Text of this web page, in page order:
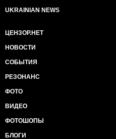
UKRAINIAN NEWS
ЦЕНЗОР.НЕТ
НОВОСТИ
СОБЫТИЯ
РЕЗОНАНС
ФОТО
ВИДЕО
ФОТОШОПЫ
БЛОГИ